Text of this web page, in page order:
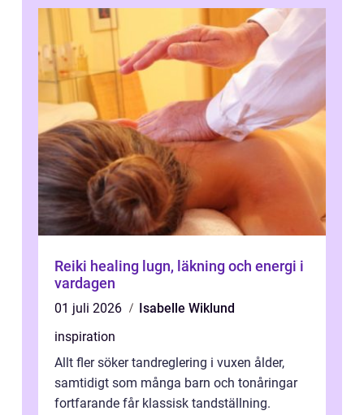
Reiki healing lugn, läkning och energi i
vardagen
01 juli 2026
Isabelle Wiklund
inspiration
Allt fler söker tandreglering i vuxen ålder,
samtidigt som många barn och tonåringar
fortfarande får klassisk tandställning.